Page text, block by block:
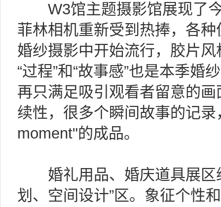
W3馆主题摄影馆展现了今
菲林相机重新受到热捧，各
婚纱摄影中开始流行，胶片
“过程”和“故事感”也是本季婚
再只满足吸引观看者留意的
续性，很多个瞬间故事的记
moment"的成品。
婚礼用品、婚庆道具展区
划、空间设计”区。象征个性